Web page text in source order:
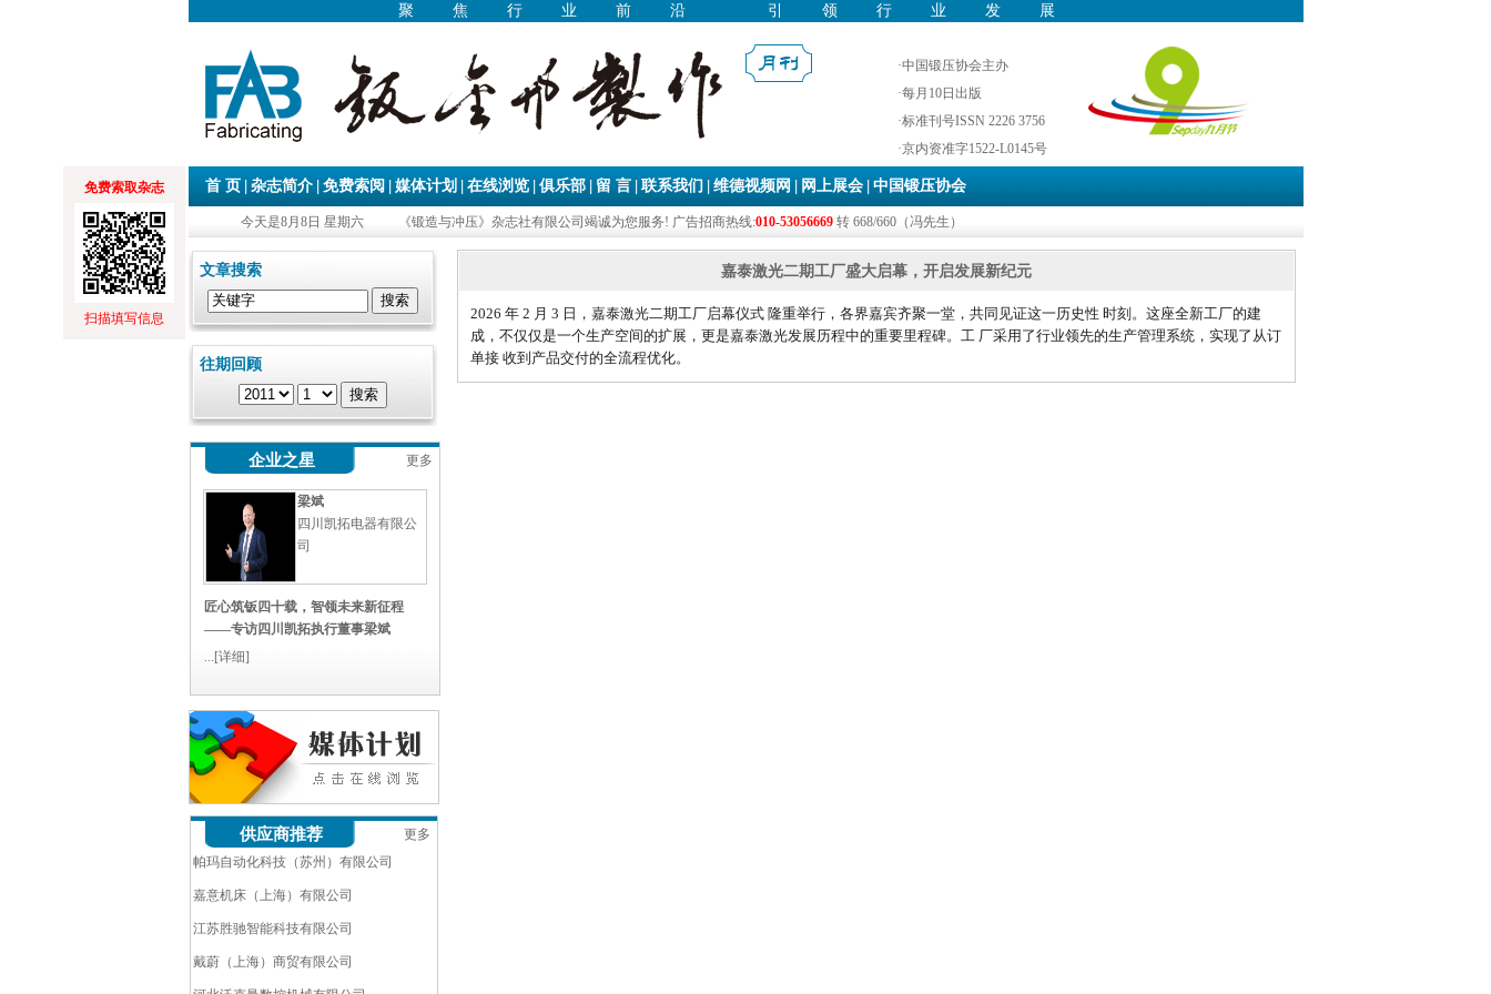
聚焦行业前沿 引领行业发展
·中国锻压协会主办
·每月10日出版
·标准刊号ISSN 2226 3756
·京内资准字1522-L0145号
首 页 | 杂志简介 | 免费索阅 | 媒体计划 | 在线浏览 | 俱乐部 | 留 言 | 联系我们 | 维德视频网 | 网上展会 | 中国锻压协会
今天是8月8日 星期六 《锻造与冲压》杂志社有限公司竭诚为您服务! 广告招商热线:010-53056669 转 668/660（冯先生）
文章搜索
往期回顾
企业之星 更多
梁斌
四川凯拓电器有限公
司
匠心筑钣四十载，智领未来新征程
——专访四川凯拓执行董事梁斌
... [详细]
供应商推荐 更多
阿库矫平设备（昆山）有限公司
帕玛自动化科技（苏州）有限公司
嘉意机床（上海）有限公司
江苏胜驰智能科技有限公司
戴蔚（上海）商贸有限公司
河北沃克曼数控机械有限公司
嘉泰激光二期工厂盛大启幕，开启发展新纪元
2026 年 2 月 3 日 ， 嘉泰激光二期工厂启幕仪式 隆重举行， 各界嘉宾齐聚一堂， 共同 见证这一历史性 时刻 。 这座全新工厂的建
成， 不仅仅是一个生产空间的扩展 ， 更是嘉泰激光发展历程中的重要里程碑。 工 厂采用 了行业领先的生产管理系统， 实现了 从订
单接 收到 产品交付的全流程优化。
免费索取杂志
扫描填写信息